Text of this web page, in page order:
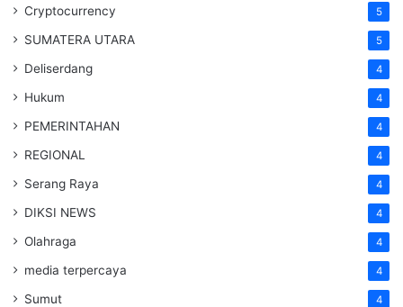
Cryptocurrency 5
SUMATERA UTARA 5
Deliserdang 4
Hukum 4
PEMERINTAHAN 4
REGIONAL 4
Serang Raya 4
DIKSI NEWS 4
Olahraga 4
media terpercaya 4
Sumut 4